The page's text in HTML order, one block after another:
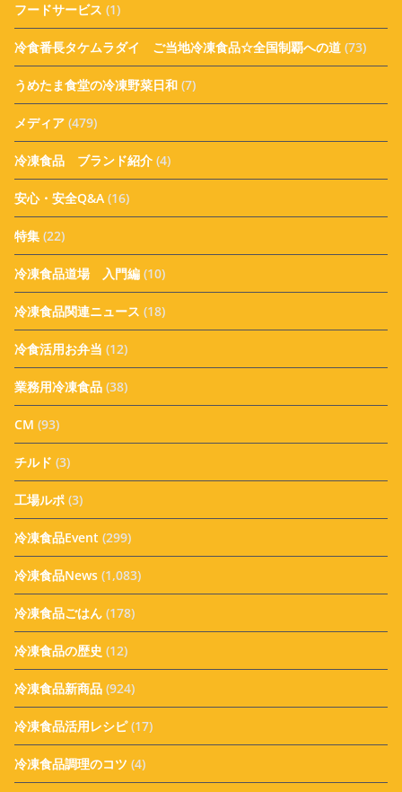
フードサービス (1)
冷食番長タケムラダイ ご当地冷凍食品☆全国制覇への道 (73)
うめたま食堂の冷凍野菜日和 (7)
メディア (479)
冷凍食品 ブランド紹介 (4)
安心・安全Q&A (16)
特集 (22)
冷凍食品道場 入門編 (10)
冷凍食品関連ニュース (18)
冷食活用お弁当 (12)
業務用冷凍食品 (38)
CM (93)
チルド (3)
工場ルポ (3)
冷凍食品Event (299)
冷凍食品News (1,083)
冷凍食品ごはん (178)
冷凍食品の歴史 (12)
冷凍食品新商品 (924)
冷凍食品活用レシピ(17)
冷凍食品調理のコツ (4)